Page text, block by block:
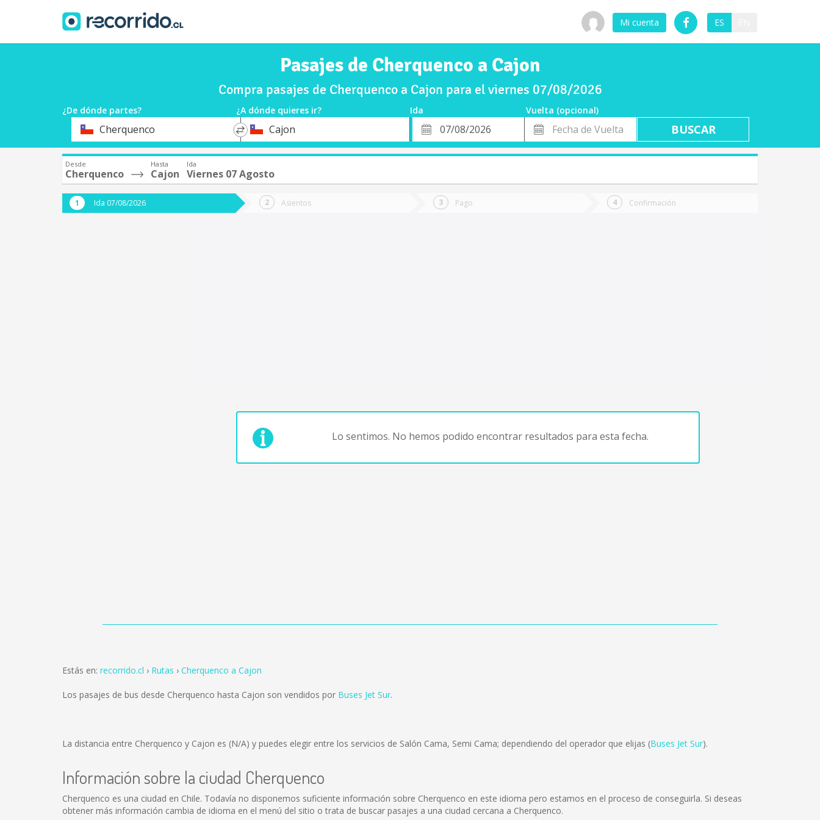
Mi cuenta ES
Pasajes de Cherquenco a Cajon
Compra pasajes de Cherquenco a Cajon para el viernes 07/08/2026
¿De dónde partes? ¿A dónde quieres ir? Ida
Vuelta (opcional)
OrigenCherquenco
*
DestinoCajon
Fecha
de
Fecha
de
Vuelta
Desde
Cherquenco
Hasta
Cajon
Ida
Viernes 07 Agosto
Ida 07/08/2026 Asientos Pago Confirmación
Lo sentimos. No hemos podido encontrar resultados para esta fecha.
Estás en: recorrido.cl Rutas Cherquenco a Cajon
Los pasajes de bus desde Cherquenco hasta Cajon son vendidos por Buses Jet Sur.
La distancia entre Cherquenco y Cajon es (N/A) y puedes elegir entre los servicios de Salón Cama, Semi Cama; dependiendo del operador que elijas (Buses Jet Sur).
Información sobre la ciudad Cherquenco
Cherquenco es una ciudad en Chile. Todavía no disponemos suficiente información sobre Cherquenco en este idioma pero estamos en el proceso de conseguirla. Si deseas
obtener más información cambia de idioma en el menú del sitio o trata de buscar pasajes a una ciudad cercana a Cherquenco.